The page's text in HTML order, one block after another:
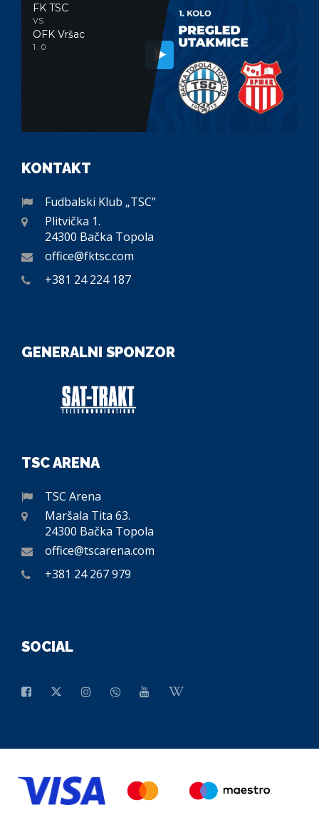
FK TSC
VS
OFK Vršac
1 : 0
KONTAKT
Fudbalski Klub „TSC”
Plitvička 1.
24300 Bačka Topola
office@fktsc.com
+381 24 224 187
GENERALNI SPONZOR
TSC ARENA
TSC Arena
Maršala Tita 63.
24300 Bačka Topola
office@tscarena.com
+381 24 267 979
SOCIAL